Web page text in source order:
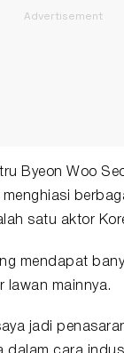
Byeon Woo
satu aktor
mendapat
lawan mainnya.
jadi